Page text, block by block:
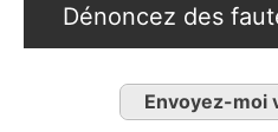
Dénoncez des
Envoyez-moi